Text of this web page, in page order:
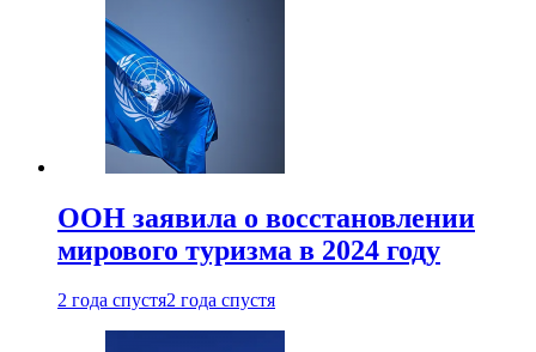
ООН заявила о восстановлении
мирового туризма в 2024 году
2 года спустя2 года спустя